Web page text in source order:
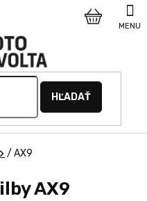
HĽADAŤ
NÁKUPNÝ
/ AX9
AX9